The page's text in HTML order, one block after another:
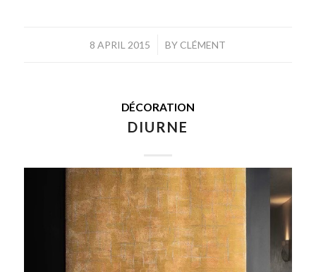
8 APRIL 2015
/ BY CLÉMENT
DÉCORATION
DIURNE